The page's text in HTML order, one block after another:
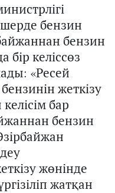
бензин
бензин
бір келіссөз
«Ресей
жеткізу
бар
бензин
жөнінде
жатқан